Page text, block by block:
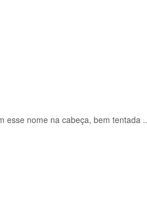
esse nome na cabeça, bem tentada